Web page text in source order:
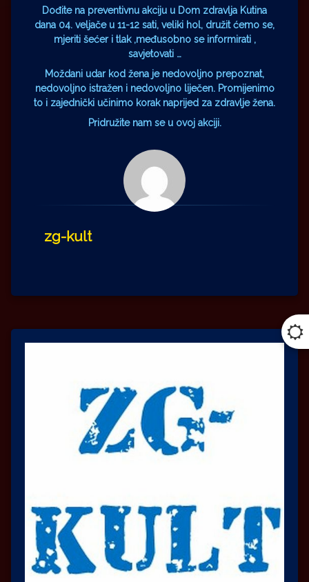
Dođite na preventivnu akciju u Dom zdravlja Kutina
dana 04. veljače u 11-12 sati, veliki hol, družit ćemo se,
mjeriti šećer i tlak ,međusobno se informirati ,
savjetovati …
Moždani udar kod žena je nedovoljno prepoznat,
nedovoljno istražen i nedovoljno liječen. Promijenimo
to i zajednički učinimo korak naprijed za zdravlje žena.
Pridružite nam se u ovoj akciji.
zg-kult